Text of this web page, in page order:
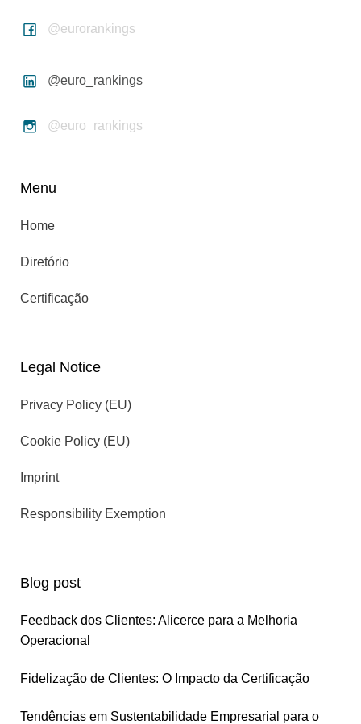
@eurorankings
@euro_rankings
@euro_rankings
Menu
Home
Diretório
Certificação
Legal Notice
Privacy Policy (EU)
Cookie Policy (EU)
Imprint
Responsibility Exemption
Blog post
Feedback dos Clientes: Alicerce para a Melhoria
Operacional
Fidelização de Clientes: O Impacto da Certificação
Tendências em Sustentabilidade Empresarial para o